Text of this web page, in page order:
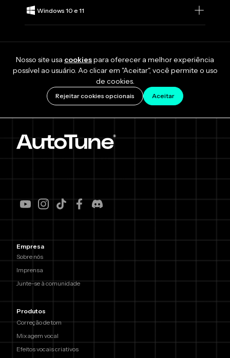
Windows 10 e 11
Nosso site usa cookiespara oferecer a melhor experiência
possível ao usuário. Ao clicar em "Aceitar", você permite o uso
de cookies.
Rejeitar cookies opcionais Aceitar
Empresa
Sobre nós
Imprensa
Junte-se à comunidade
Produtos
Correção de tom
Mixagem vocal
Efeitos vocais criativos